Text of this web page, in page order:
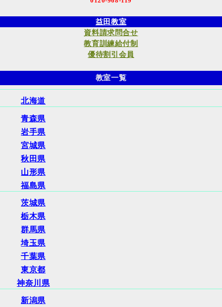
益田教室
資料請求問合せ
教育訓練給付制
優待割引会員
教室一覧
北海道
青森県
岩手県
宮城県
秋田県
山形県
福島県
茨城県
栃木県
群馬県
埼玉県
千葉県
東京都
神奈川県
新潟県